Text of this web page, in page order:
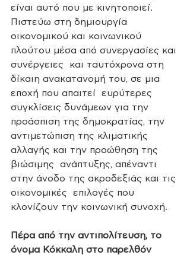
είναι αυτό που με κινητοποιεί.
Πιστεύω στη δημιουργία
οικονομικού και κοινωνικού
πλούτου μέσα από συνεργασίες και
συνέργειες  και ταυτόχρονα στη
δίκαιη ανακατανομή του, σε μια
εποχή που απαιτεί  ευρύτερες
συγκλίσεις δυνάμεων για την
προάσπιση της δημοκρατίας, την
αντιμετώπιση της κλιματικής
αλλαγής και την προώθηση της
βιώσιμης  ανάπτυξης, απέναντι
στην άνοδο της ακροδεξιάς και τις
οικονομικές  επιλογές που
κλονίζουν την κοινωνική συνοχή.
Πέρα από την αντιπολίτευση, το
όνομα Κόκκαλη στο παρελθόν